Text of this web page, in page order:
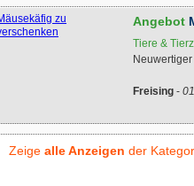
Angebot
Tiere &
Freising -
Zeige alle Anzeigen der